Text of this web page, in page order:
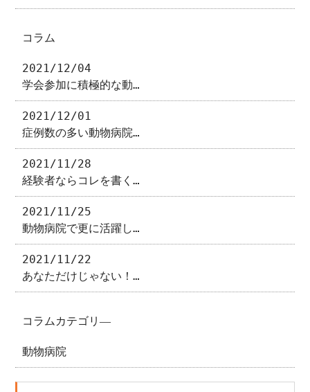
コラム
2021/12/04
学会参加に積極的な動…
2021/12/01
症例数の多い動物病院…
2021/11/28
経験者ならコレを書く…
2021/11/25
動物病院で更に活躍し…
2021/11/22
あなただけじゃない！…
コラムカテゴリ―
動物病院